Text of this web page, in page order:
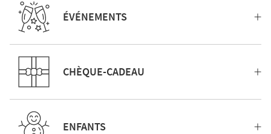
ÉVÉNEMENTS
CHÈQUE-CADEAU
ENFANTS